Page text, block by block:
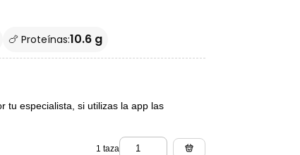
🍗 Proteínas:10.6 g
tu especialista, si utilizas la app las
1 taza